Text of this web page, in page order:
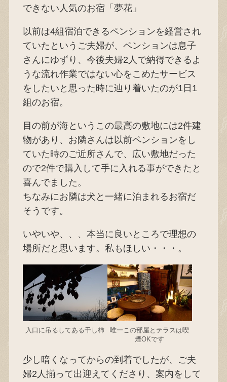
できない人気のお宿「夢花」
以前は4組宿泊できるペンションを経営され
ていたというご夫婦が、ペンションは息子
さんにゆずり、今後夫婦2人で納得できるよ
うな流れ作業ではない心をこめたサービス
をしたいと思った時に辿り着いたのが1日1
組のお宿。
目の前が海というこの最高の敷地には2件建
物があり、お隣さんは以前ペンションをし
ていた時のご近所さんで、広い敷地だった
ので2件で購入して手に入れる事ができたと
喜んでました。
ちなみにお隣は犬と一緒に泊まれるお宿だ
そうです。
いやいや、、、本当に良いところで理想の
場所だと思います。私もほしい・・・。
入口に吊るしてある干し柿
唯一この部屋とテラスは喫
煙OKです
少し暗くなってからの到着でしたが、ご夫
婦2人揃って出迎えてくださり、案内をして